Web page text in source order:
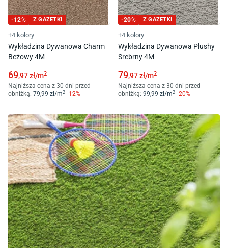
-12% Z GAZETKI
+4 kolory
Wykładzina Dywanowa Charm
Beżowy 4M
69,97zł/m2
Najniższa cena z 30 dni przed
obniżką: 79,99 zł/m2 -12%
-20% Z GAZETKI
+4 kolory
Wykładzina Dywanowa Plushy
Srebrny 4M
79,97zł/m2
Najniższa cena z 30 dni przed
obniżką: 99,99 zł/m2 -20%